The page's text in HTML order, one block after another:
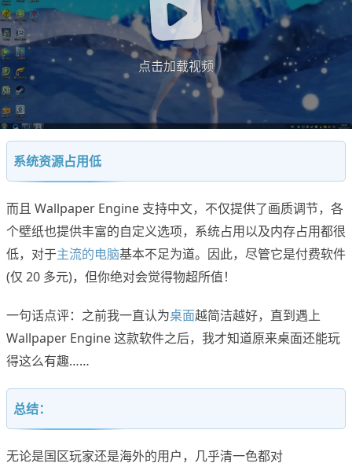
点击加载视频
系统资源占用低
而且 Wallpaper Engine 支持中文，不仅提供了画质调节，各
个壁纸也提供丰富的自定义选项，系统占用以及内存占用都很
低，对于主流的电脑基本不足为道。因此，尽管它是付费软件
(仅 20 多元)，但你绝对会觉得物超所值！
一句话点评：之前我一直认为桌面越简洁越好，直到遇上
Wallpaper Engine 这款软件之后，我才知道原来桌面还能玩
得这么有趣……
总结：
无论是国区玩家还是海外的用户，几乎清一色都对